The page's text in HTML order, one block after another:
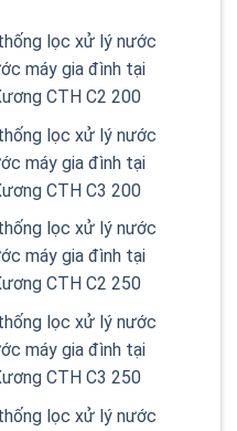
lọc xử lý nước
máy gia đình tại
CTH C2 200
lọc xử lý nước
máy gia đình tại
CTH C3 200
lọc xử lý nước
máy gia đình tại
CTH C2 250
lọc xử lý nước
máy gia đình tại
CTH C3 250
lọc xử lý nước